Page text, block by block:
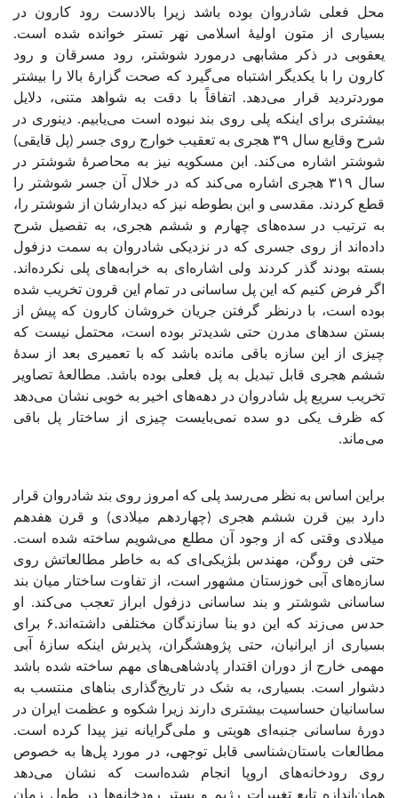
محل فعلی شادروان بوده باشد زیرا بالادست رود کارون در
بسیاری از متون اولیۀ اسلامی نهر تستر خوانده شده است.
یعقوبی در ذکر مشابهی درمورد شوشتر، رود مسرقان و رود
کارون را با یکدیگر اشتباه می‌گیرد که صحت گزارۀ بالا را بیشتر
موردتردید قرار می‌دهد. اتفاقاً با دقت به شواهد متنی، دلایل
بیشتری برای اینکه پلی روی بند نبوده است می‌یابیم. دینوری در
شرح وقایع سال ۳۹ هجری به تعقیب خوارج روی جسر (پل قایقی)
شوشتر اشاره می‌کند. ابن مسکویه نیز به محاصرۀ شوشتر در
سال ۳۱۹ هجری اشاره می‌کند که در خلال آن جسر شوشتر را
قطع کردند. مقدسی و ابن بطوطه نیز که دیدارشان از شوشتر را،
به ترتیب در سده‌های چهارم و ششم هجری، به تفصیل شرح
داده‌اند از روی جسری که در نزدیکی شادروان به سمت دزفول
بسته بودند گذر کردند ولی اشاره‌ای به خرابه‌های پلی نکرده‌اند.
اگر فرض کنیم که این پل ساسانی در تمام این قرون تخریب شده
بوده است، با درنظر گرفتن جریان خروشان کارون که پیش از
بستن سدهای مدرن حتی شدیدتر بوده است، محتمل نیست که
چیزی از این سازه باقی مانده باشد که با تعمیری بعد از سدۀ
ششم هجری قابل تبدیل به پل فعلی بوده باشد. مطالعۀ تصاویر
تخریب سریع پل شادروان در دهه‌های اخیر به خوبی نشان می‌دهد
که ظرف یکی دو سده نمی‌بایست چیزی از ساختار پل باقی
می‌ماند.
براین اساس به نظر می‌رسد پلی که امروز روی بند شادروان قرار
دارد بین قرن ششم هجری (چهاردهم میلادی) و قرن هفدهم
میلادی وقتی که از وجود آن مطلع می‌شویم ساخته شده است.
حتی فن روگن، مهندس بلژیکی‌ای که به خاطر مطالعاتش روی
سازه‌های آبی خوزستان مشهور است، از تفاوت ساختار میان بند
ساسانی شوشتر و بند ساسانی دزفول ابراز تعجب می‌کند. او
حدس می‌زند که این دو بنا سازندگان مختلفی داشته‌اند.۶ برای
بسیاری از ایرانیان، حتی پژوهشگران، پذیرش اینکه سازۀ آبی
مهمی خارج از دوران اقتدار پادشاهی‌های مهم ساخته شده باشد
دشوار است. بسیاری، به شک در تاریخ‌گذاری بناهای منتسب به
ساسانیان حساسیت بیشتری دارند زیرا شکوه و عظمت ایران در
دورۀ ساسانی جنبه‌ای هویتی و ملی‌گرایانه نیز پیدا کرده است.
مطالعات باستان‌شناسی قابل توجهی، در مورد پل‌ها به خصوص
روی رودخانه‌های اروپا انجام شده‌است که نشان می‌دهد